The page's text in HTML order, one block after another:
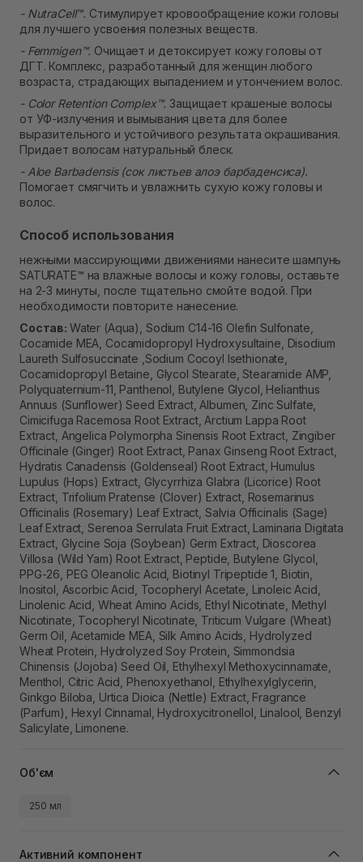
- NutraCell™. Стимулирует кровообращение кожи головы
для лучшего усвоения полезных веществ.
- Femmigen™. Очищает и детоксирует кожу головы от
ДГТ. Комплекс, разработанный для женщин любого
возраста, страдающих выпадением и утончением волос.
- Color Retention Complex™. Защищает крашеные волосы
от УФ-излучения и вымывания цвета для более
выразительного и устойчивого результата окрашивания.
Придает волосам натуральный блеск.
- Aloe Barbadensis (сок листьев алоэ барбаденсиса).
Помогает смягчить и увлажнить сухую кожу головы и
волос.
Способ использования
нежными массирующими движениями нанесите шампунь
SATURATE™ на влажные волосы и кожу головы, оставьте
на 2-3 минуты, после тщательно смойте водой. При
необходимости повторите нанесение.
Состав: Water (Aqua), Sodium C14-16 Olefin Sulfonate,
Cocamide MEA, Cocamidopropyl Hydroxysultaine, Disodium
Laureth Sulfosuccinate ,Sodium Cocoyl Isethionate,
Cocamidopropyl Betaine, Glycol Stearate, Stearamide AMP,
Polyquaternium-11, Panthenol, Butylene Glycol, Helianthus
Annuus (Sunflower) Seed Extract, Albumen, Zinc Sulfate,
Cimicifuga Racemosa Root Extract, Arctium Lappa Root
Extract, Angelica Polymorpha Sinensis Root Extract, Zingiber
Officinale (Ginger) Root Extract, Panax Ginseng Root Extract,
Hydratis Canadensis (Goldenseal) Root Extract, Humulus
Lupulus (Hops) Extract, Glycyrrhiza Glabra (Licorice) Root
Extract, Trifolium Pratense (Clover) Extract, Rosemarinus
Officinalis (Rosemary) Leaf Extract, Salvia Officinalis (Sage)
Leaf Extract, Serenoa Serrulata Fruit Extract, Laminaria Digitata
Extract, Glycine Soja (Soybean) Germ Extract, Dioscorea
Villosa (Wild Yam) Root Extract, Peptide, Butylene Glycol,
PPG-26, PEG Oleanolic Acid, Biotinyl Tripeptide 1, Biotin,
Inositol, Ascorbic Acid, Tocopheryl Acetate, Linoleic Acid,
Linolenic Acid, Wheat Amino Acids, Ethyl Nicotinate, Methyl
Nicotinate, Tocopheryl Nicotinate, Triticum Vulgare (Wheat)
Germ Oil, Acetamide MEA, Silk Amino Acids, Hydrolyzed
Wheat Protein, Hydrolyzed Soy Protein, Simmondsia
Chinensis (Jojoba) Seed Oil, Ethylhexyl Methoxycinnamate,
Menthol, Citric Acid, Phenoxyethanol, Ethylhexylglycerin,
Ginkgo Biloba, Urtica Dioica (Nettle) Extract, Fragrance
(Parfum), Hexyl Cinnamal, Hydroxycitronellol, Linalool, Benzyl
Salicylate, Limonene.
Об'єм
250 мл
Активний компонент